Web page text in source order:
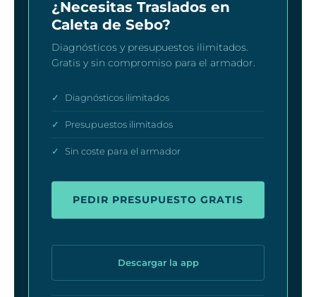
¿Necesitas Traslados en
Caleta de Sebo?
Diagnósticos y presupuestos ilimitados.
Gratis y sin compromiso para el armador.
✓ Diagnósticos ilimitados
✓ Presupuestos ilimitados
✓ Sin coste para el armador
PEDIR PRESUPUESTO GRATIS
Descargar la app